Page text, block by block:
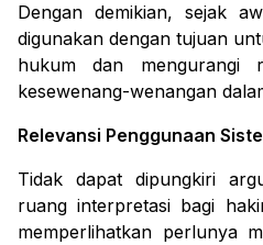
Dengan demikian, sejak
digunakan dengan tujuan
hukum dan mengurangi
kesewenang-wenangan
Relevansi Penggunaan
Tidak dapat dipungkiri
ruang interpretasi bagi
memperlihatkan perlunya